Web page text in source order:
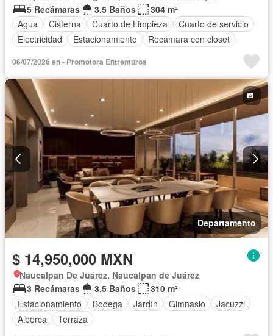
5 Recámaras
3.5 Baños
304 m²
Agua
Cisterna Cuarto de Limpieza
Cuarto de servicio
Electricidad
Estacionamiento Recámara con closet
06/07/2026 en - Promotora Entremuros
Departamento
$ 14,950,000 MXN
Naucalpan De Juárez, Naucalpan de Juárez
3 Recámaras
3.5 Baños
310 m²
Estacionamiento
Bodega Jardín Gimnasio
Jacuzzi
Alberca
Terraza